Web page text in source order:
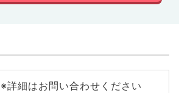
※詳細はお問い合わせください